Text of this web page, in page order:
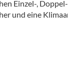
Einzel-,
und eine